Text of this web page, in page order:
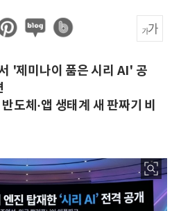
'제미나이 품은 시리 AI' 공
도체·앱 생태계 새 판짜기 비